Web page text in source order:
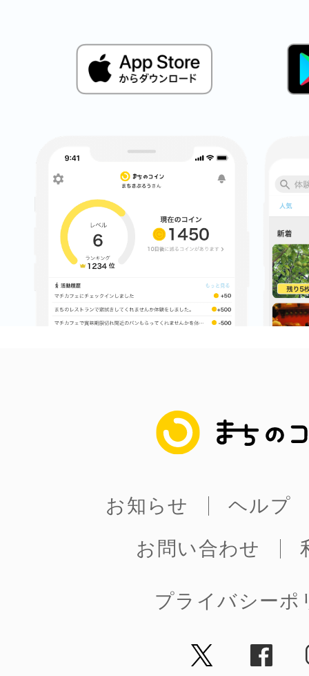
まちのコイン
お知らせ
ヘルプ
お問い合わせ
プライバシーポ